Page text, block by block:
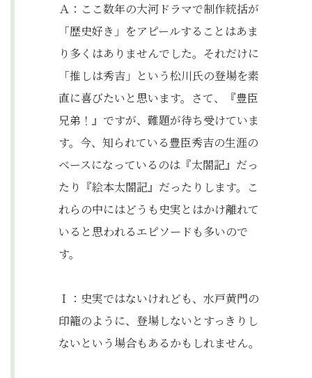
Ａ：ここ数年の大河ドラマで制作統括が
「歴史好き」をアピールすることはあま
り多くはありませんでした。それだけに
「推しは秀吉」という松川氏の登場を素
直に喜びたいと思います。さて、『豊臣
兄弟！』ですが、難題が待ち受けていま
す。今、知られている豊臣秀吉の生涯の
ベースになっているのは『太閤記』だっ
たり『絵本太閤記』だったりします。こ
れらの中にはどうも史実とはかけ離れて
いると思われるエピソードも多いので
す。
Ｉ：史実ではないけれども、水戸黄門の
印籠のように、登場しないとすっきりし
ないという場合もあるかもしれません。